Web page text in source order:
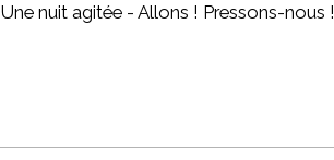
Une nuit agitée - Allons ! Pressons-nous !